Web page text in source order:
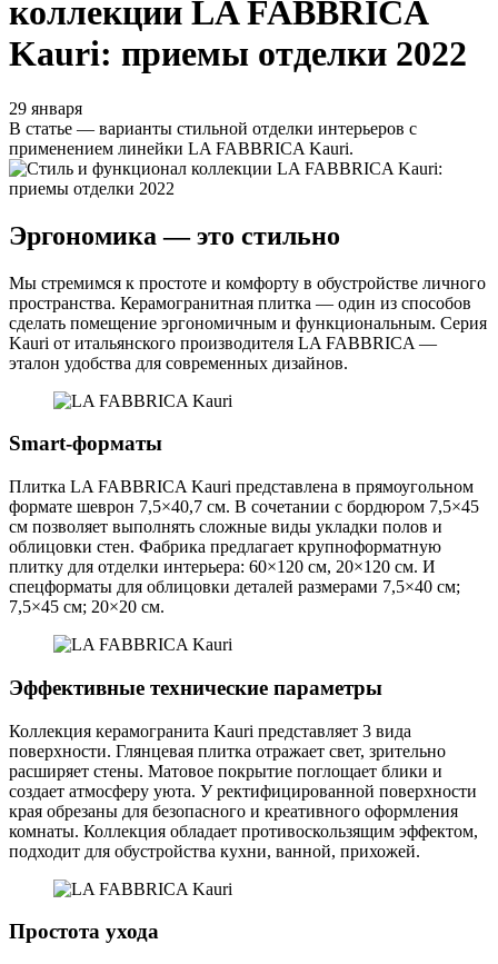
коллекции LA FABBRICA
Kauri: приемы отделки 2022
29 января
В статье — варианты стильной отделки интерьеров с
применением линейки LA FABBRICA Kauri.
Эргономика — это стильно
Мы стремимся к простоте и комфорту в обустройстве личного
пространства. Керамогранитная плитка — один из способов
сделать помещение эргономичным и функциональным. Серия
Kauri от итальянского производителя LA FABBRICA —
эталон удобства для современных дизайнов.
Smart-форматы
Плитка LA FABBRICA Kauri представлена в прямоугольном
формате шеврон 7,5×40,7 см. В сочетании с бордюром 7,5×45
см позволяет выполнять сложные виды укладки полов и
облицовки стен. Фабрика предлагает крупноформатную
плитку для отделки интерьера: 60×120 см, 20×120 см. И
спецформаты для облицовки деталей размерами 7,5×40 см;
7,5×45 см; 20×20 см.
Эффективные технические параметры
Коллекция керамогранита Kauri представляет 3 вида
поверхности. Глянцевая плитка отражает свет, зрительно
расширяет стены. Матовое покрытие поглощает блики и
создает атмосферу уюта. У ректифицированной поверхности
края обрезаны для безопасного и креативного оформления
комнаты. Коллекция обладает противоскользящим эффектом,
подходит для обустройства кухни, ванной, прихожей.
Простота ухода